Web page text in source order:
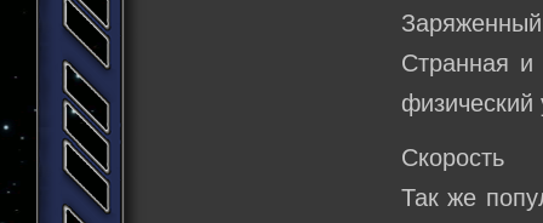
Странная и
Скорость
Так же